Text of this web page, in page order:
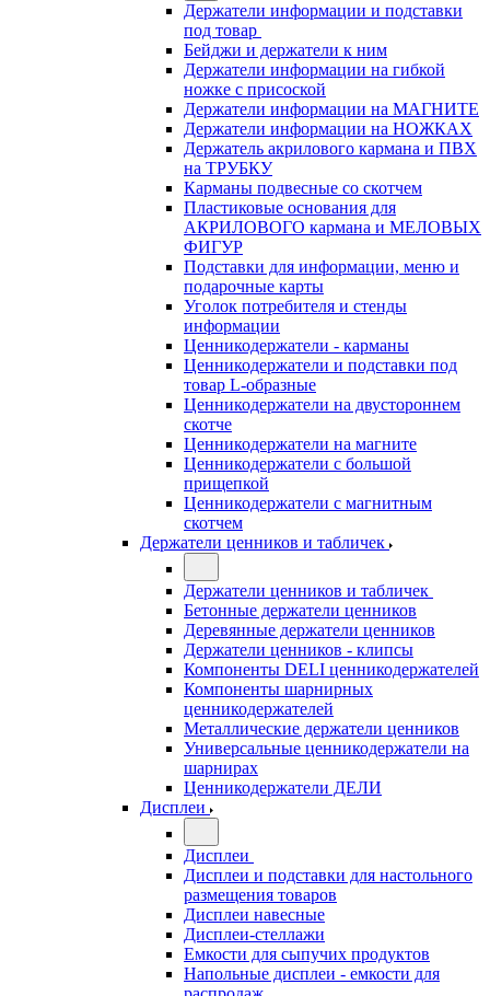
Держатели информации и подставки
под товар
Бейджи и держатели к ним
Держатели информации на гибкой
ножке с присоской
Держатели информации на МАГНИТЕ
Держатели информации на НОЖКАХ
Держатель акрилового кармана и ПВХ
на ТРУБКУ
Карманы подвесные со скотчем
Пластиковые основания для
АКРИЛОВОГО кармана и МЕЛОВЫХ
ФИГУР
Подставки для информации, меню и
подарочные карты
Уголок потребителя и стенды
информации
Ценникодержатели - карманы
Ценникодержатели и подставки под
товар L-образные
Ценникодержатели на двустороннем
скотче
Ценникодержатели на магните
Ценникодержатели с большой
прищепкой
Ценникодержатели с магнитным
скотчем
Держатели ценников и табличек
Держатели ценников и табличек
Бетонные держатели ценников
Деревянные держатели ценников
Держатели ценников - клипсы
Компоненты DELI ценникодержателей
Компоненты шарнирных
ценникодержателей
Металлические держатели ценников
Универсальные ценникодержатели на
шарнирах
Ценникодержатели ДЕЛИ
Дисплеи
Дисплеи
Дисплеи и подставки для настольного
размещения товаров
Дисплеи навесные
Дисплеи-стеллажи
Емкости для сыпучих продуктов
Напольные дисплеи - емкости для